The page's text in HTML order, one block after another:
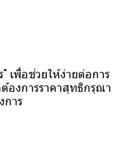
เพื่อช่วยให้ง่ายต่อการ
องการราคาสุทธิกรุณา
การ